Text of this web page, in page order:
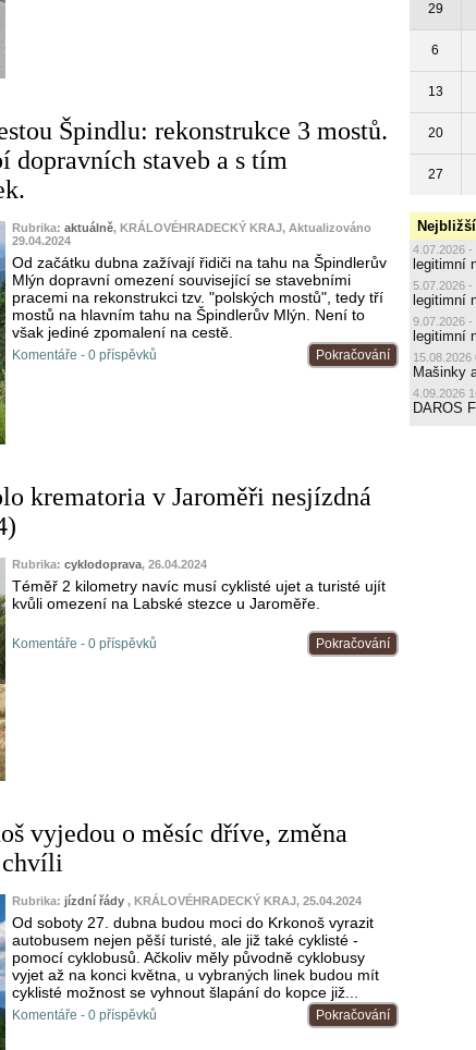
Špindlu: rekonstrukce 3 mostů.
dopravních staveb a s tím
Rubrika: aktuálně, KRÁLOVÉHRADECKÝ KRAJ, Aktualizováno
29.04.2024
Od začátku dubna zažívají řidiči na tahu na Špindlerův
Mlýn dopravní omezení související se stavebními
pracemi na rekonstrukci tzv. "polských mostů", tedy tří
mostů na hlavním tahu na Špindlerův Mlýn. Není to
však jediné zpomalení na cestě.
Pokračování
Komentáře - 0 příspěvků
krematoria v Jaroměři nesjízdná
Rubrika: cyklodoprava, 26.04.2024
Téměř 2 kilometry navíc musí cyklisté ujet a turisté ujít
kvůli omezení na Labské stezce u Jaroměře.
Pokračování
Komentáře - 0 příspěvků
vyjedou o měsíc dříve, změna
chvíli
Rubrika: jízdní řády , KRÁLOVÉHRADECKÝ KRAJ, 25.04.2024
Od soboty 27. dubna budou moci do Krkonoš vyrazit
autobusem nejen pěší turisté, ale již také cyklisté -
pomocí cyklobusů. Ačkoliv měly původně cyklobusy
vyjet až na konci května, u vybraných linek budou mít
cyklisté možnost se vyhnout šlapání do kopce již...
Pokračování
Komentáře - 0 příspěvků
29
6
13
20
27
4.07.2026 -
legitimní
5.07.2026 -
legitimní
9.07.2026 -
legitimní
15.08.2026
Mašinky
4.09.2026
DAROS